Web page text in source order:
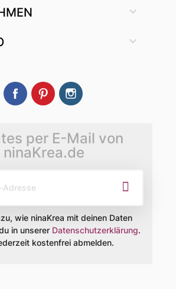


FacebookPinterest
per E-Mail von
ninaKrea.de
wie ninaKrea mit deinen Daten
in unserer Datenschutzerklärung.
kostenfrei abmelden.